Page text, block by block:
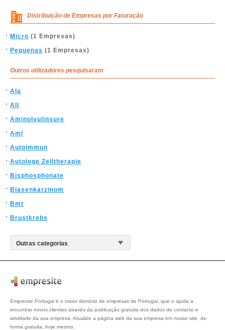
Distribuição de Empresas por Faturação
Micro (1 Empresas)
Pequenas (1 Empresas)
Outros utilizadores pesquisaram
Ala
All
Aminolvulinsure
Aml
Autoimmun
Autologe Zelltherapie
Bisphosphonate
Blasenkarzinom
Bmt
Brustkrebs
Empresite Portugal é o maior diretório de empresas de Portugal, que o ajuda a
encontrar novos clientes através da publicação gratuita dos dados de contacto e
atividade da sua empresa. Atualize a página web da sua empresa em nosso site, de
forma gratuita, hoje mesmo.